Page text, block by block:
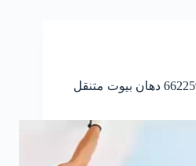
صباغ الضباعية رخيص 66225922 دهان بيوت متنقل